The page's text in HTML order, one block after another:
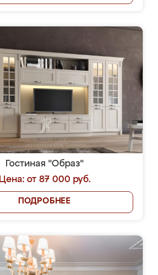
Гостиная "Образ"
Цена: от 87 000 руб.
ПОДРОБНЕЕ